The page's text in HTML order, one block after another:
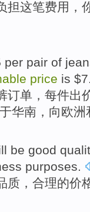
担这笔费用 ，
per pair of
price is $7
订单， 每件出
华南，向欧
be good
purposes.
质 ， 合理的价